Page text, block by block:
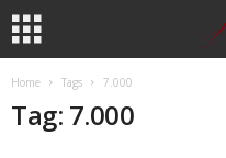
Home Tags 7.000
Tag: 7.000